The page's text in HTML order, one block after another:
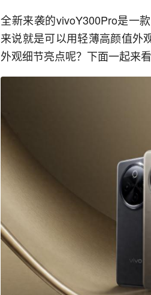
全新来袭的vivoY300Pro是一
来说就是可以用轻薄高颜值外
外观细节亮点呢？下面一起来看